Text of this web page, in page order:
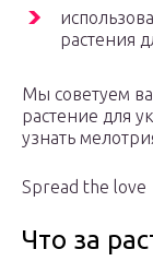
растения
Мы советуем
растение для
узнать
Spread the love
Что за